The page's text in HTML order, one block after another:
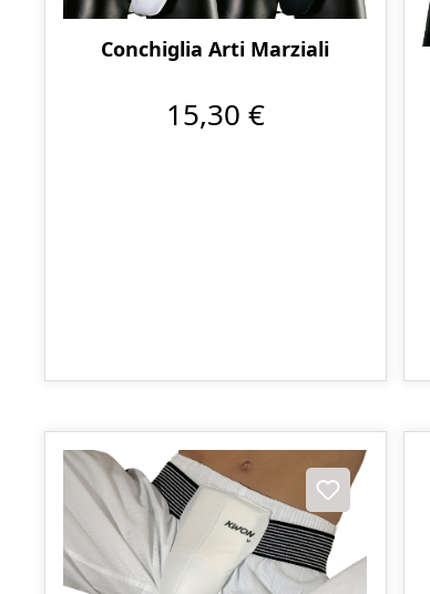
Conchiglia Arti Marziali
15,30 €